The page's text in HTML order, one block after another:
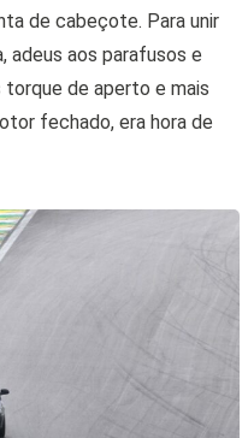
de cabeçote. Para unir
adeus aos parafusos e
torque de aperto e mais
fechado, era hora de